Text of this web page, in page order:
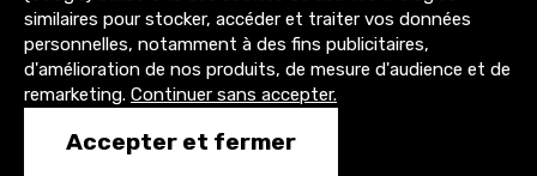
4300+
abonnés
1500+
abonnés
similaires pour stocker, accéder et traiter vos données
personnelles, notamment à des fins publicitaires,
d'amélioration de nos produits, de mesure d'audience et de
remarketing. Continuer sans accepter.
Accepter et fermer